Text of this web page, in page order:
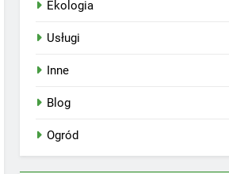
Ekologia
Usługi
Inne
Blog
Ogród